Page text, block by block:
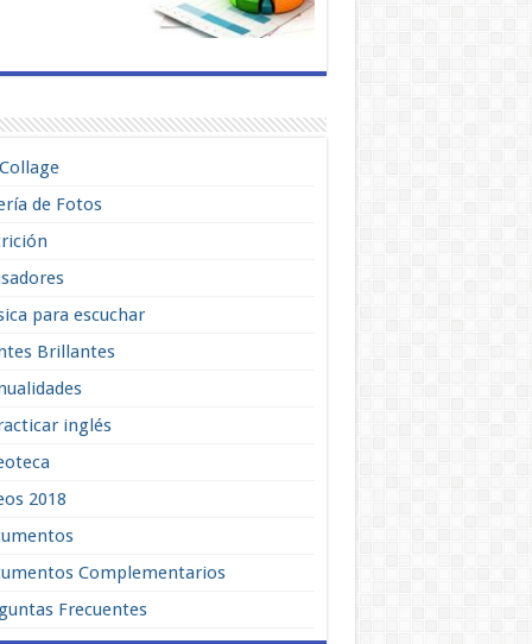
de Fotos
para escuchar
Brillantes
inglés
2018
Complementarios
Frecuentes